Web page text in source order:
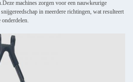
machines zorgen voor een nauwkeurige
in meerdere richtingen, wat resulteert
onderdelen.